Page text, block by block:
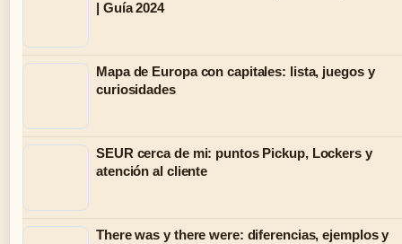
| Guía 2024
Mapa de Europa con capitales: lista, juegos y
curiosidades
SEUR cerca de mi: puntos Pickup, Lockers y
atención al cliente
There was y there were: diferencias, ejemplos y